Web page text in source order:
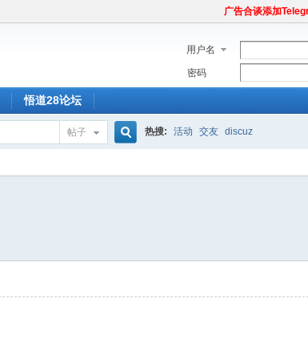
广告合谈添加
用户名
密码
悟道28论坛
帖子 热搜: 活动 交友 discuz